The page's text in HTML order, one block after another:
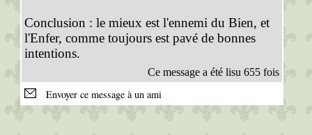
Conclusion : le mieux est l'ennemi du Bien, et
l'Enfer, comme toujours est pavé de bonnes
intentions.
Ce message a été lisu 655 fois
Envoyer ce message à un ami